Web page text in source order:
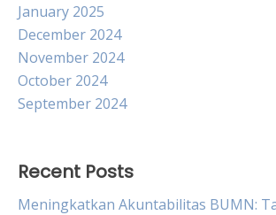
January 2025
December 2024
November 2024
October 2024
September 2024
Recent Posts
Meningkatkan Akuntabilitas BUMN: